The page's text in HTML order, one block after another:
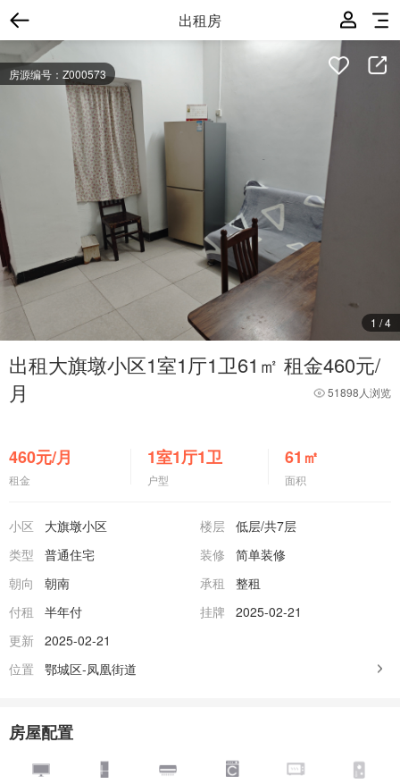
出租房
房源编号：Z000573
1 /4
出租大旗墩小区1室1厅1卫61㎡ 租金460元/
月
51898人浏览
460元/月
租金
1室1厅1卫
户型
61 ㎡
面积
小区 大旗墩小区 楼层 低层/共7层
类型
普通住宅 装修
简单装修
朝向
朝南 承租
整租
付租
半年付 挂牌
2025-02-21
更新 2025-02-21
位置
鄂城区-凤凰街道
房屋配置